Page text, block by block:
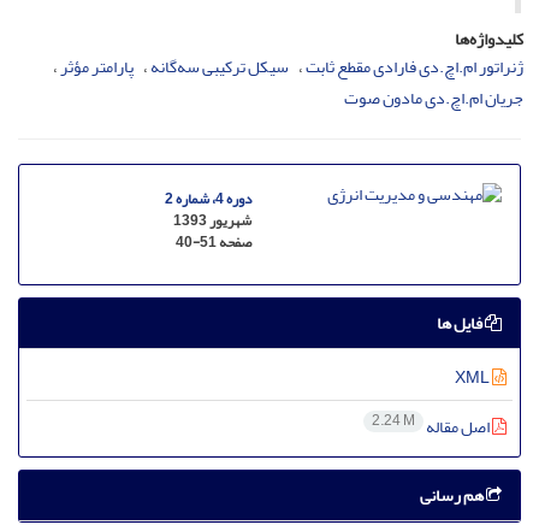
کلیدواژه‌ها
ژنراتور ام.اچ.دی فارادی مقطع ثابت سیکل ترکیبی سه‌گانه پارامتر مؤثر
جریان ام.اچ.دی مادون صوت
دوره 4، شماره 2
شهریور 1393
صفحه40-51
فایل ها
اصل مقاله 2.24 M
هم رسانی